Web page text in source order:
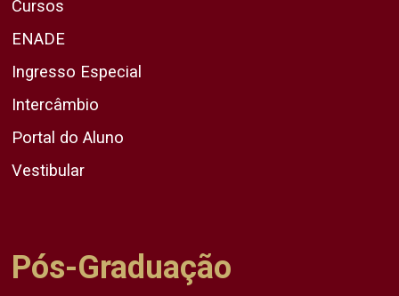
Cursos
ENADE
Ingresso Especial
Intercâmbio
Portal do Aluno
Vestibular
Pós-Graduação